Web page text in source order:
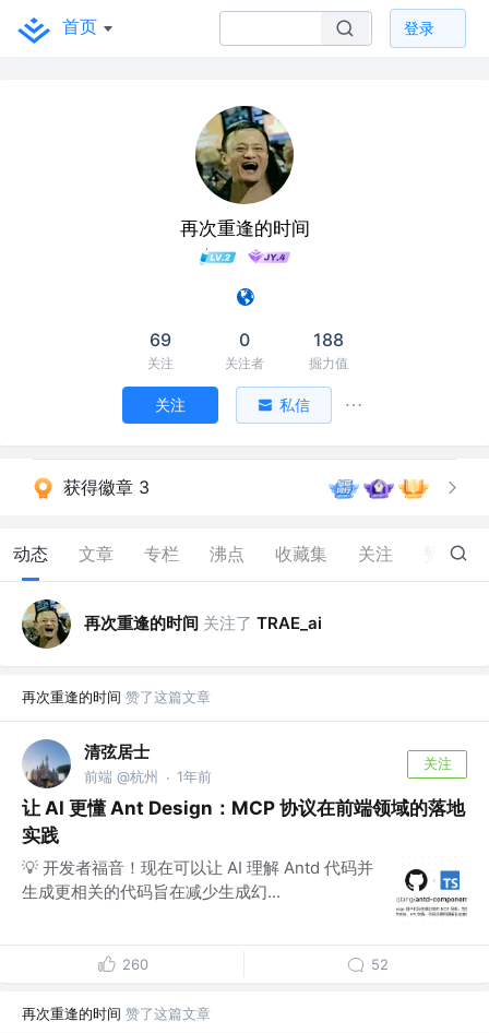
首页 登录
再次重逢的时间
69
关注
0
关注者
188
掘力值
关注 私信
获得徽章 3
动态 文章 专栏 沸点 收藏集 关注 139
再次重逢的时间 关注了 TRAE_ai
再次重逢的时间 赞了这篇文章
清弦居士
前端 @杭州 · 1年前
关注
让 AI 更懂 Ant Design：MCP 协议在前端领域的落地
实践
💡 开发者福音！现在可以让 AI 理解 Antd 代码并
生成更相关的代码旨在减少生成幻...
260 52
再次重逢的时间 赞了这篇文章